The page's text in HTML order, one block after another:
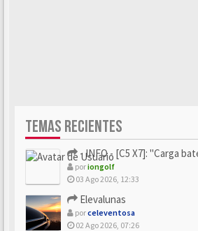
TEMAS RECIENTES
- INFO - [C5 X7]: "Carga batería
poriongolf
03 Ago 2026, 12:33
Elevalunas
porceleventosa
02 Ago 2026, 07:26